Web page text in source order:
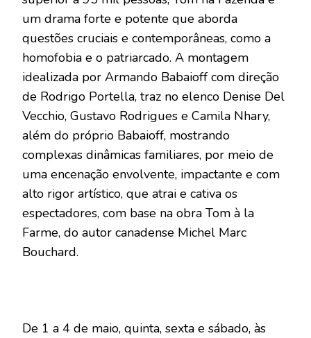
um drama forte e potente que aborda
questões cruciais e contemporâneas, como a
homofobia e o patriarcado. A montagem
idealizada por Armando Babaioff com direção
de Rodrigo Portella, traz no elenco Denise Del
Vecchio, Gustavo Rodrigues e Camila Nhary,
além do próprio Babaioff, mostrando
complexas dinâmicas familiares, por meio de
uma encenação envolvente, impactante e com
alto rigor artístico, que atrai e cativa os
espectadores, com base na obra Tom à la
Farme, do autor canadense Michel Marc
Bouchard.
De 1 a 4 de maio, quinta, sexta e sábado, às